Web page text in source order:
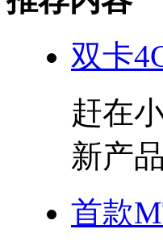
双卡
赶在
新产
首款